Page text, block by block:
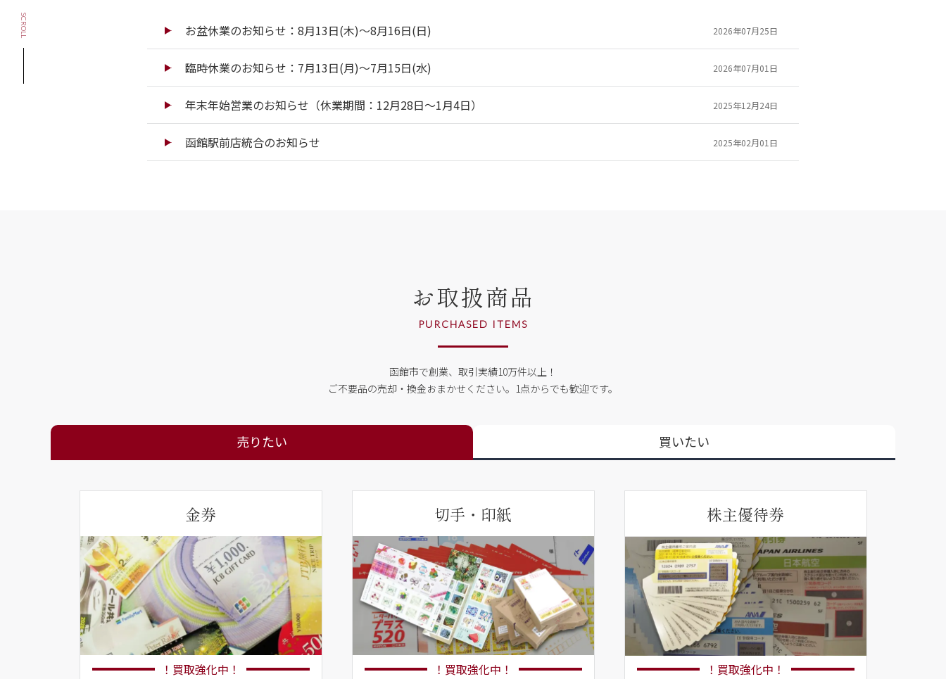
SCROLL お盆休業のお知らせ：8月13日(木)～8月16日(日) 2026年07月25日
臨時休業のお知らせ：7月13日(月)～7月15日(水) 2026年07月01日
年末年始営業のお知らせ（休業期間：12月28日～1月4日） 2025年12月24日
函館駅前店統合のお知らせ 2025年02月01日
お取扱商品
PURCHASED ITEMS
函館市で創業、取引実績10万件以上！
ご不要品の売却・換金おまかせください。 1点からでも歓迎です。
売りたい 買いたい
金券
！買取強化中！
切手・印紙
！買取強化中！
株主優待券
！買取強化中！